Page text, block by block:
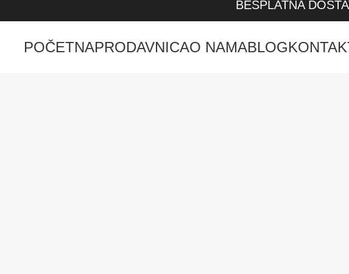
BESPLATNA
POČETNAPRODAVNICAO NAMABLOG